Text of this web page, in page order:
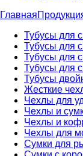
Главная
Тубусы для
Тубусы для
Тубусы для
Тубусы для
Тубусы
Жесткие
Чехлы для
Чехлы и
Чехлы и
Чехлы для
Сумки для